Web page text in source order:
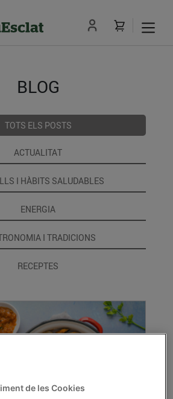
BLOG
TOTS ELS POSTS
ACTUALITAT
I HÀBITS SALUDABLES
ENERGIA
I TRADICIONS
RECEPTES
de les Cookies